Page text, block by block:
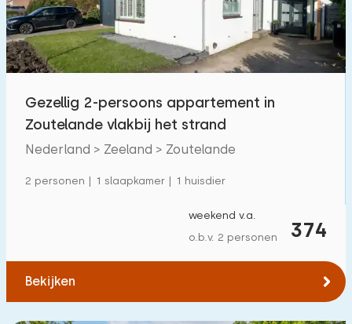
Gezellig 2-persoons appartement in
Zoutelande vlakbij het strand
Nederland > Zeeland > Zoutelande
2 personen | 1 slaapkamer | 1 huisdier
374
weekend v.a.
o.b.v. 2 personen
Bekijken